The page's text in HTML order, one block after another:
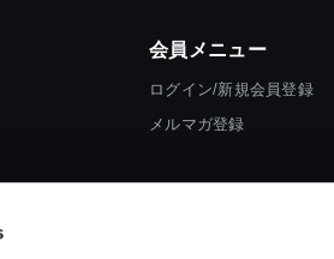
会員メニュー
ログイン/新規会員登録
メルマガ登録